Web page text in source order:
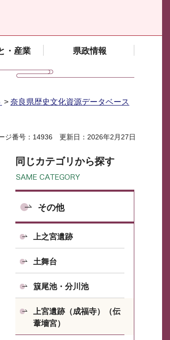
・産業 県政情報
> 奈良県歴史文化資源データベース
ジ番号：14936 更新日：2026年2月27日
同じカテゴリから探す
その他
上之宮遺跡
土舞台
簱尾池・分川池
上宮遺跡（成福寺）（伝
葦墻宮）